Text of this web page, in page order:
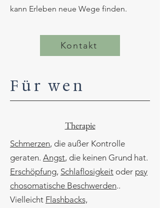
kann Erleben neue Wege finden.
Kontakt
Für wen
Therapie
Schmerzen, die außer Kontrolle
geraten. Angst, die keinen Grund hat.
Erschöpfung, Schlaflosigkeit oder psy
chosomatische Beschwerden..
Vielleicht Flashbacks,